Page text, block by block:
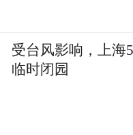
受台风影响，上海
临时闭园